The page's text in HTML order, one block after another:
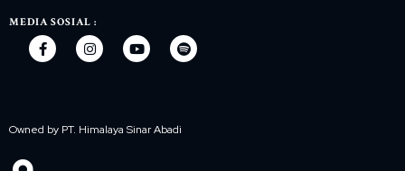
MEDIA SOSIAL :
Owned by PT. Himalaya Sinar Abadi